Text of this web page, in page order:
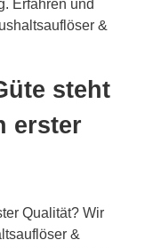
Erfahren und
&
steht
erster
Qualität? Wir
&